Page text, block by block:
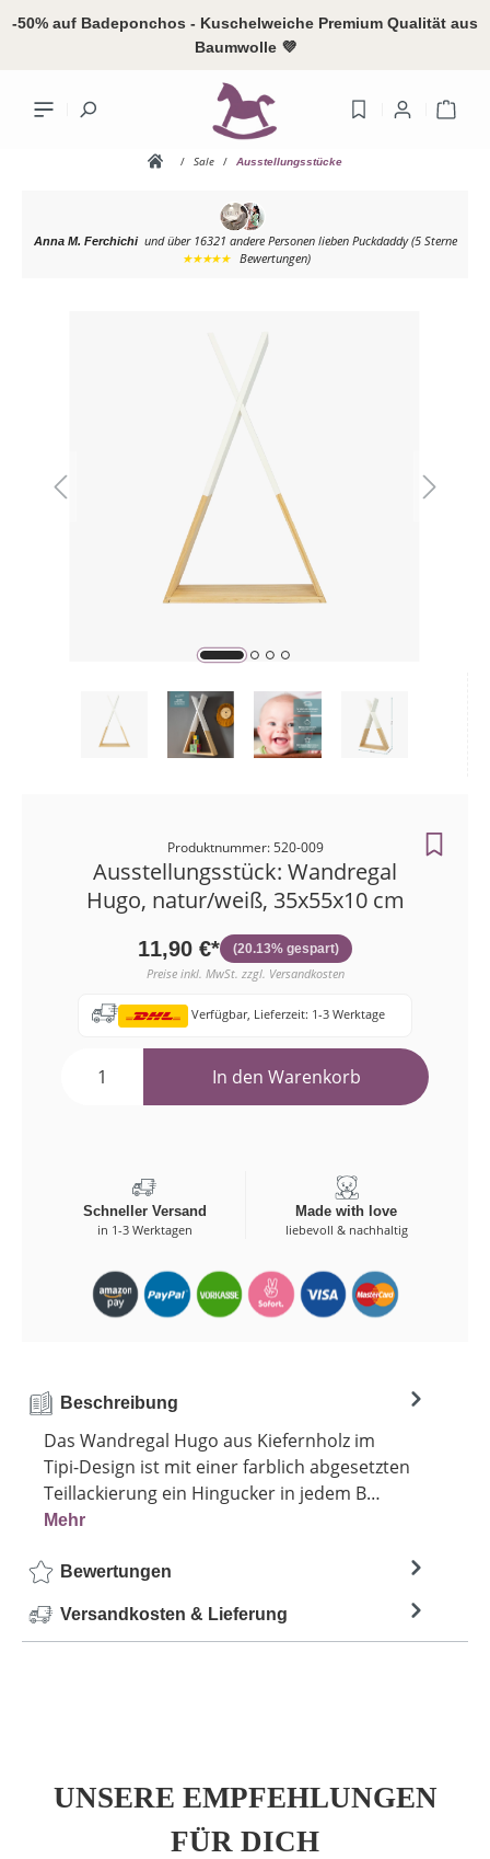
springen
-50% auf Badeponchos - Kuschelweiche Premium Qualität aus
Baumwolle 💜
Ihr Konto
Adressen
/ Sale / Ausstellungsstücke
Anna M. Ferchichi und über 16321 andere Personen lieben Puckdaddy (5 Sterne
★★★★★ Bewertungen)
Produktnummer: 520-009
Ausstellungsstück: Wandregal
Hugo, natur/weiß, 35x55x10 cm
11,90 €* (20.13% gespart)
Preise inkl. MwSt. zzgl. Versandkosten
Verfügbar, Lieferzeit: 1-3 Werktage
In den Warenkorb
Schneller Versand
in 1-3 Werktagen
Made with love
liebevoll & nachhaltig
Beschreibung
Das Wandregal Hugo aus Kiefernholz im
Tipi-Design ist mit einer farblich abgesetzten
Teillackierung ein Hingucker in jedem B…
Mehr
Bewertungen
Versandkosten & Lieferung
UNSERE EMPFEHLUNGEN
FÜR DICH